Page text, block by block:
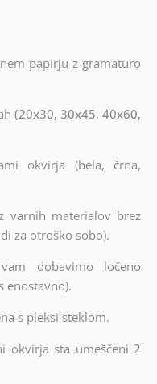
papirju z gramaturo
(20x30, 30x45, 40x60,
okvirja (bela, črna,
varnih materialov brez
za otroško sobo).
dobavimo ločeno
enostavno).
s pleksi steklom.
okvirja sta umeščeni 2